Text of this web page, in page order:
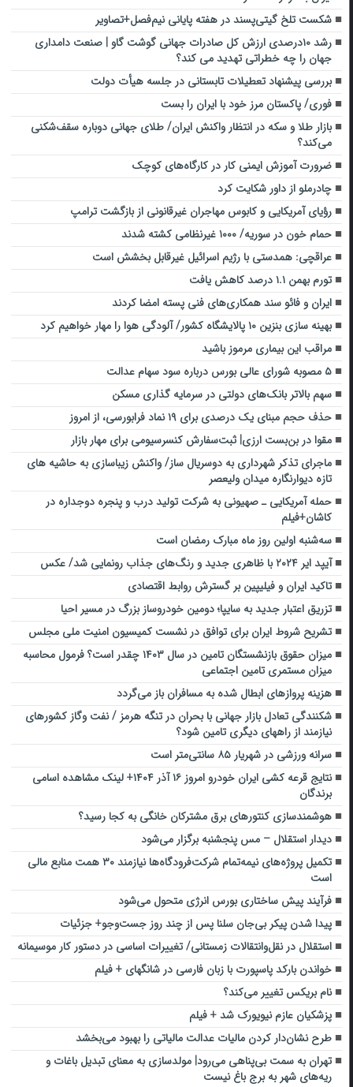
شکست تلخ گیتی‌پسند در هفته پایانی نیم‌فصل+تصاویر
رشد ۱۰درصدی ارزش کل صادرات جهانی گوشت گاو | صنعت دامداری
جهان را چه خطراتی تهدید می کند؟
بررسی پیشنهاد تعطیلات تابستانی در جلسه هیأت دولت
فوری/ پاکستان مرز خود با ایران را بست
بازار طلا و سکه در انتظار واکنش ایران/ طلای جهانی دوباره سقف‌شکنی
می‌کند؟
ضرورت آموزش ایمنی کار در کارگاه‌های کوچک
چادرملو از داور شکایت کرد
رؤیای آمریکایی و کابوس مهاجران غیرقانونی از بازگشت ترامپ
حمام خون در سوریه/ ۱۰۰۰ غیرنظامی کشته شدند
عراقچی: همدستی با رژیم اسرائیل غیرقابل بخشش است
تورم بهمن ۱.۱ درصد کاهش یافت
ایران و فائو سند همکاری‌های فنی پسته امضا کردند
بهینه سازی بنزین ۱۰ پالایشگاه کشور/ آلودگی هوا را مهار خواهیم کرد
مراقب این بیماری مرموز باشید
۵ مصوبه شورای عالی بورس درباره سود سهام عدالت
سهم بالاتر بانک‌های دولتی در سرمایه گذاری مسکن
حذف حجم مبنای یک درصدی برای ۱۹ نماد فرابورسی، از امروز
مقوا در بن‌بست ارزی| ثبت‌سفارش کنسرسیومی برای مهار بازار
ماجرای تذکر شهرداری به دوسریال ساز/ واکنش زیباسازی به حاشیه های
تازه دیوارنگاره میدان ولیعصر
حمله آمریکایی ـ صهیونی به شرکت تولید درب و پنجره دوجداره در
کاشان+فیلم
سه‌شنبه اولین روز ماه مبارک رمضان است
آیپد ایر ۲۰۲۴ با ظاهری جدید و رنگ‌های جذاب رونمایی شد/ عکس
تاکید ایران و فیلیپین بر گسترش روابط اقتصادی
تزریق اعتبار جدید به سایپا؛ دومین خودروساز بزرگ در مسیر احیا
تشریح شروط ایران برای توافق در نشست کمیسیون امنیت ملی مجلس
میزان حقوق بازنشستگان تامین در سال ۱۴۰۳ چقدر است؟ فرمول محاسبه
میزان مستمری تامین اجتماعی
هزینه پروازهای ابطال شده به مسافران باز می‌گردد
شکنندگی تعادل بازار جهانی با بحران در تنگه هرمز / نفت وگاز کشورهای
نیازمند از راههای دیگری تامین شود؟
سرانه ورزشی در شهریار ۸۵ سانتی‌متر است
نتایج قرعه کشی ایران خودرو امروز ۱۶ آذر ۱۴۰۴+ لینک مشاهده اسامی
برندگان
هوشمندسازی کنتورهای برق مشترکان خانگی به کجا رسید؟
دیدار استقلال – مس پنجشنبه برگزار می‌شود
تکمیل پروژه‌های نیمه‌تمام شرکت‌فرودگاه‌ها نیازمند ۳۰ همت منابع مالی
است
فرآیند پیش ساختاری بورس انرژی متحول می‌شود
پیدا شدن پیکر بی‌جان سلنا پس از چند روز جست‌و‌جو+ جزئیات
استقلال در نقل‌وانتقالات زمستانی/ تغییرات اساسی در دستور کار موسیمانه
خواندن بارکد پاسپورت با زبان فارسی در شانگهای + فیلم
نام بریکس تغییر می‌کند؟
پزشکیان عازم نیویورک شد + فیلم
طرح نشان‌دار کردن مالیات عدالت مالیاتی را بهبود می‌بخشد
تهران به سمت بی‌پناهی می‌رود| مولدسازی به معنای تبدیل باغات و
ریه‌های شهر به برج باغ نیست